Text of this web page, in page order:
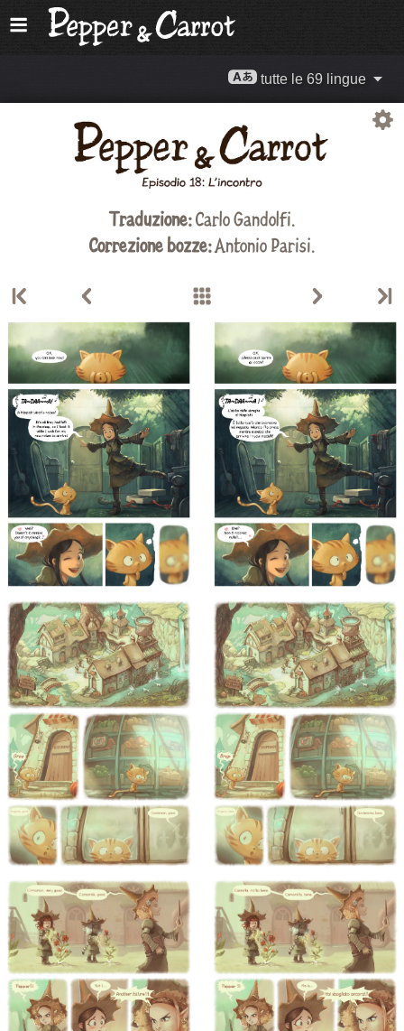
tutte le 69 lingue
Traduzione:Carlo Gandolfi.
Correzione bozze:Antonio Parisi.